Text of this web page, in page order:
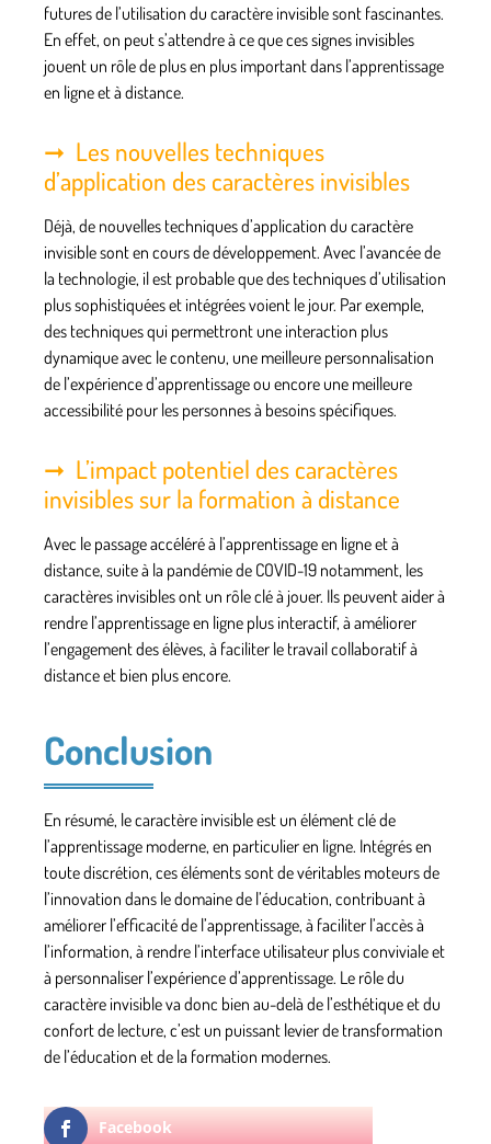
futures de l’utilisation du caractère invisible sont fascinantes.
En effet, on peut s’attendre à ce que ces signes invisibles
jouent un rôle de plus en plus important dans l’apprentissage
en ligne et à distance.
Les nouvelles techniques
d’application des caractères invisibles
Déjà, de nouvelles techniques d’application du caractère
invisible sont en cours de développement. Avec l’avancée de
la technologie, il est probable que des techniques d’utilisation
plus sophistiquées et intégrées voient le jour. Par exemple,
des techniques qui permettront une interaction plus
dynamique avec le contenu, une meilleure personnalisation
de l’expérience d’apprentissage ou encore une meilleure
accessibilité pour les personnes à besoins spécifiques.
L’impact potentiel des caractères
invisibles sur la formation à distance
Avec le passage accéléré à l’apprentissage en ligne et à
distance, suite à la pandémie de COVID-19 notamment, les
caractères invisibles ont un rôle clé à jouer. Ils peuvent aider à
rendre l’apprentissage en ligne plus interactif, à améliorer
l’engagement des élèves, à faciliter le travail collaboratif à
distance et bien plus encore.
Conclusion
En résumé, le caractère invisible est un élément clé de
l’apprentissage moderne, en particulier en ligne. Intégrés en
toute discrétion, ces éléments sont de véritables moteurs de
l’innovation dans le domaine de l’éducation, contribuant à
améliorer l’efficacité de l’apprentissage, à faciliter l’accès à
l’information, à rendre l’interface utilisateur plus conviviale et
à personnaliser l’expérience d’apprentissage. Le rôle du
caractère invisible va donc bien au-delà de l’esthétique et du
confort de lecture, c’est un puissant levier de transformation
de l’éducation et de la formation modernes.
Facebook